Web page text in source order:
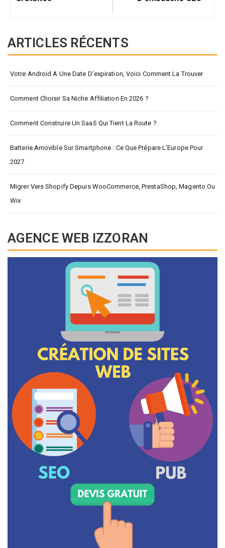
ARTICLES RÉCENTS
Votre Android A Une Date D’expiration, Voici Comment La Trouver
Comment Choisir Sa Niche Affiliation En 2026 ?
Comment Construire Un SaaS Qui Tient La Route ?
Batterie Amovible Sur Smartphone : Ce Que Prépare L’Europe Pour
2027
Migrer Vers Shopify Depuis WooCommerce, PrestaShop, Magento Ou
Wix
AGENCE WEB IZZORAN